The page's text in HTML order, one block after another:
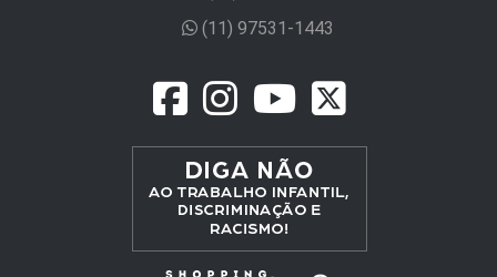
(11) 97531-1443